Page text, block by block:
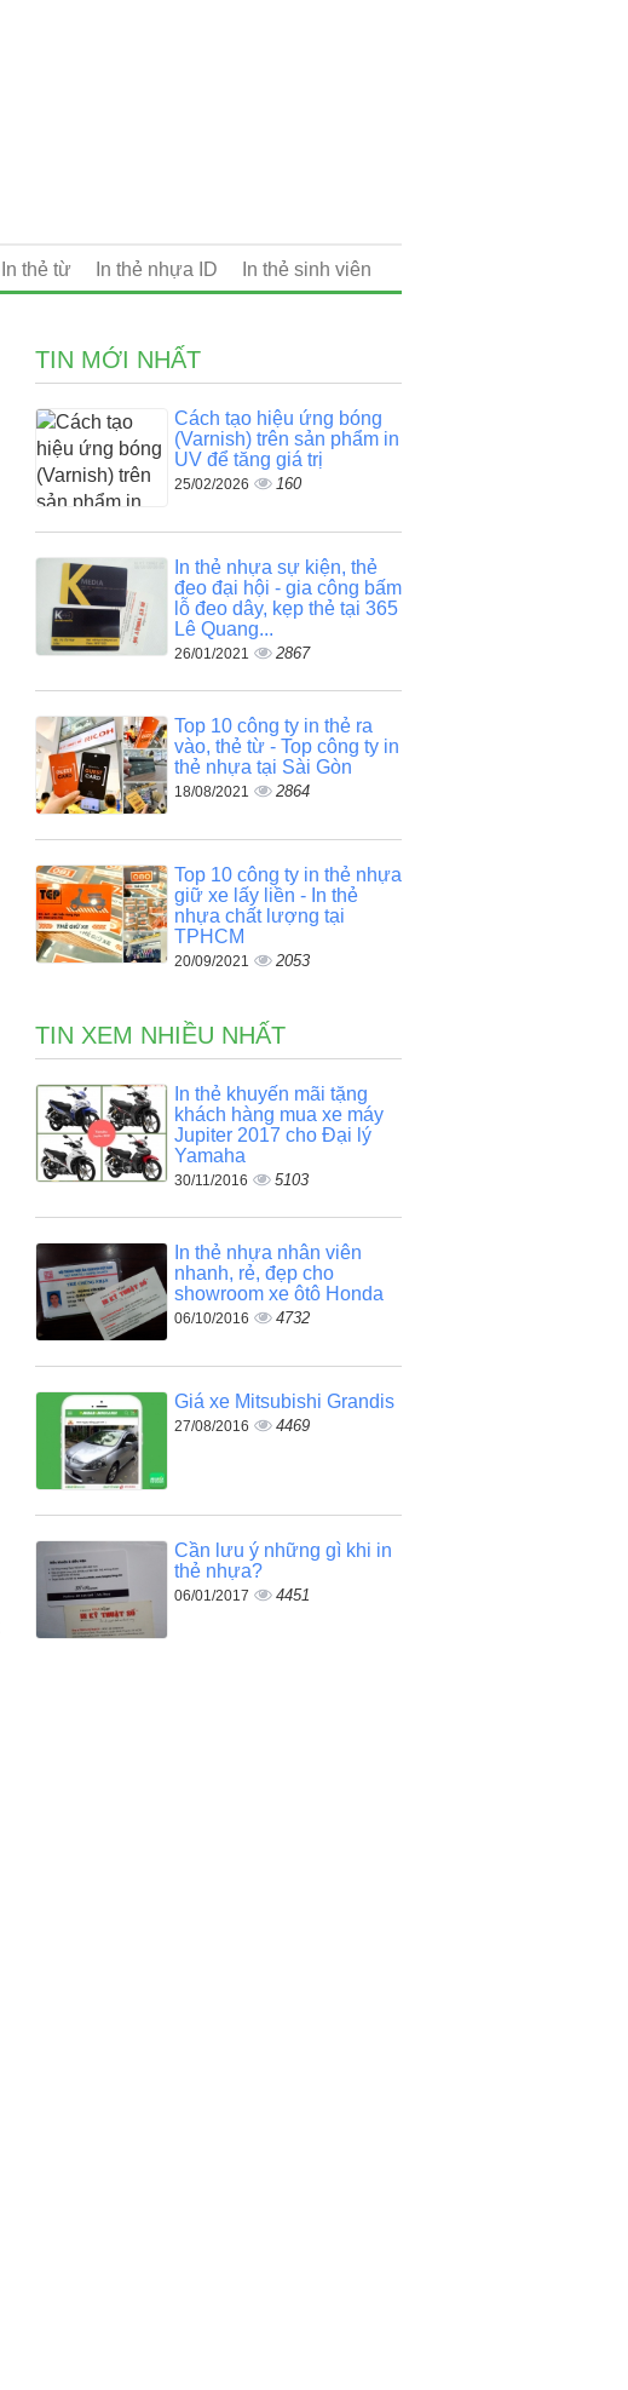
In thẻ từ In thẻ nhựa ID In thẻ sinh viên
TIN MỚI NHẤT
Cách tạo hiệu ứng bóng
(Varnish) trên sản phẩm in
UV để tăng giá trị
25/02/2026 160
In thẻ nhựa sự kiện, thẻ
đeo đại hội - gia công bấm
lỗ đeo dây, kẹp thẻ tại 365
Lê Quang...
26/01/2021 2867
Top 10 công ty in thẻ ra
vào, thẻ từ - Top công ty in
thẻ nhựa tại Sài Gòn
18/08/2021 2864
Top 10 công ty in thẻ nhựa
giữ xe lấy liền - In thẻ
nhựa chất lượng tại
TPHCM
20/09/2021 2053
TIN XEM NHIỀU NHẤT
In thẻ khuyến mãi tặng
khách hàng mua xe máy
Jupiter 2017 cho Đại lý
Yamaha
30/11/2016 5103
In thẻ nhựa nhân viên
nhanh, rẻ, đẹp cho
showroom xe ôtô Honda
06/10/2016 4732
Giá xe Mitsubishi Grandis
27/08/2016 4469
Cần lưu ý những gì khi in
thẻ nhựa?
06/01/2017 4451